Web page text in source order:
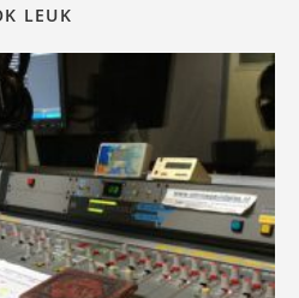
LEUK